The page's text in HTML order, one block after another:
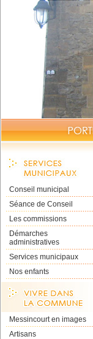
Conseil municipal
Séance de Conseil
Les commissions
Démarches
administratives
Services municipaux
Nos enfants
Messincourt en images
Artisans